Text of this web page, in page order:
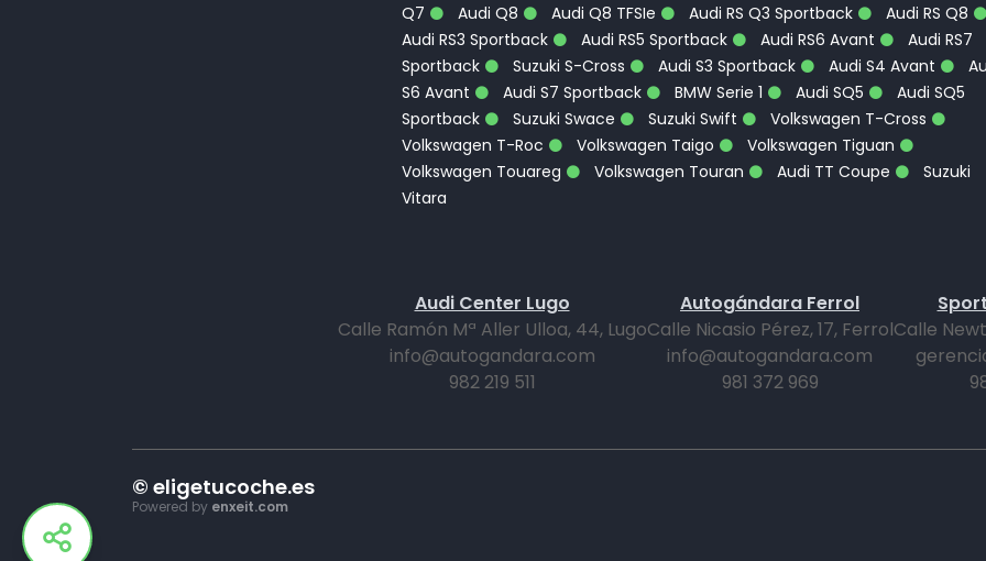
Q7
Audi Q8 Audi Q8 TFSIe Audi RS Q3 Sportback
Audi RS Q8
Audi RS3 Sportback
Audi RS5 Sportback Audi RS6 Avant
Audi RS7
Sportback
Suzuki S-Cross Audi S3 Sportback Audi S4 Avant
S6 Avant
Audi S7 Sportback BMW Serie 1 Audi SQ5
Audi SQ5
Sportback
Suzuki Swace Suzuki Swift
Volkswagen T-Cross
Volkswagen T-Roc
Volkswagen Taigo
Volkswagen Tiguan
Volkswagen Touareg
Volkswagen Touran Audi TT Coupe
Suzuki
Vitara
Audi Center Lugo
Calle Ramón Mª Aller Ulloa, 44, Lugo
info@autogandara.com
982 219 511
Autogándara Ferrol
Calle Nicasio Pérez, 17, Ferrol
info@autogandara.com
981 372 969
Calle
© eligetucoche.es
Powered by enxeit.com